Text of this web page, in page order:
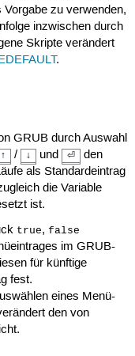
zu verwenden,
inzwischen durch
Skripte verändert
.
GRUB durch Auswahl
↑ / ↓ und ⏎
den
als Standardeintrag
die Variable
ist.
true,false
im GRUB-
für künftige
fest.
eines Menü-
den von